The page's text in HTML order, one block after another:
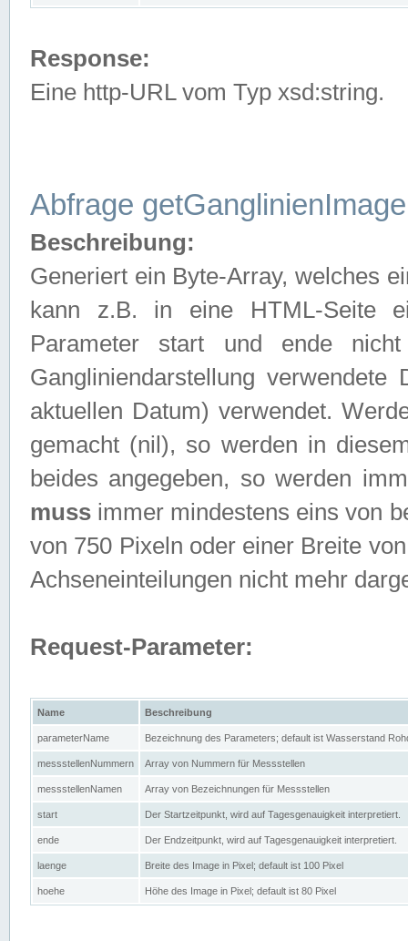
Response:
Eine http-URL vom Typ xsd:string.
Abfrage getGanglinienImage
Beschreibung:
Generiert ein Byte-Array, welches
kann z.B. in eine HTML-Seite
Parameter start und ende
Gangliniendarstellung
aktuellen Datum) verwendet.
gemacht (nil), so werden in
beides angegeben, so werden
muss immer mindestens eins von
von 750 Pixeln oder einer Breite
Achseneinteilungen nicht mehr
Request-Parameter:
Name Beschreibung
parameterName Bezeichnung des Parameters; default ist Wasserstand
messstellenNummern Array von Nummern für Messstellen
messstellenNamen Array von Bezeichnungen für Messstellen
start Der Startzeitpunkt, wird auf Tagesgenauigkeit interpretiert.
ende Der Endzeitpunkt, wird auf Tagesgenauigkeit interpretiert.
laenge Breite des Image in Pixel; default ist 100 Pixel
hoehe Höhe des Image in Pixel; default ist 80 Pixel